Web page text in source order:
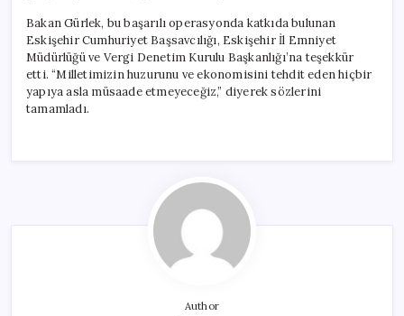
Bakan Gürlek, bu başarılı operasyonda katkıda bulunan
Eskişehir Cumhuriyet Başsavcılığı, Eskişehir İl Emniyet
Müdürlüğü ve Vergi Denetim Kurulu Başkanlığı’na teşekkür
etti. “Milletimizin huzurunu ve ekonomisini tehdit eden hiçbir
yapıya asla müsaade etmeyeceğiz,” diyerek sözlerini
tamamladı.
Author